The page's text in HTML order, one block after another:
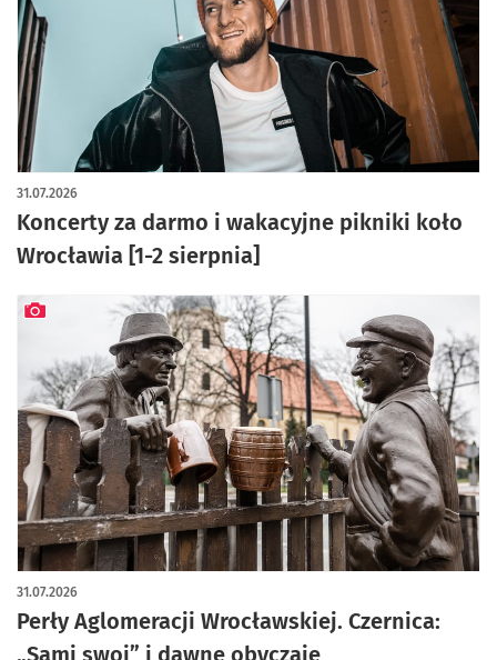
Koncerty za darmo i wakacyjne pikniki koło
Wrocławia [1-2 sierpnia]
31.07.2026
artykuł z galerią zdjęć
Perły Aglomeracji Wrocławskiej. Czernica:
„Sami swoi” i dawne obyczaje
31.07.2026
artykuł z galerią zdjęć